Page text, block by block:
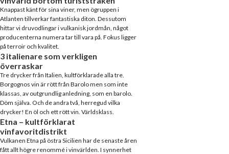
Knappast känt för sina viner, men ögruppen i
Atlanten tillverkar fantastiska diton. Dessutom
hittar vi druvodlingar i vulkanisk jordmån, något
producenterna numera tar till vara på. Fokus ligger
på terroir och kvalitet.
3 italienare som verkligen
överraskar
Tre drycker från Italien, kultförklarade alla tre.
Borgognos vin är rött från Barolo men som inte
klassas, av outgrundlig anledning, som en barolo.
Döm själva. Och de andra två, herregud vilka
drycker! En öl och ett rött vin. Världsklass.
Etna – kultförklarat
vinfavoritdistrikt
Vulkanen Etna på östra Sicilien har de senaste åren
fått allt högre renommé i vinvärlden. I synnerhet